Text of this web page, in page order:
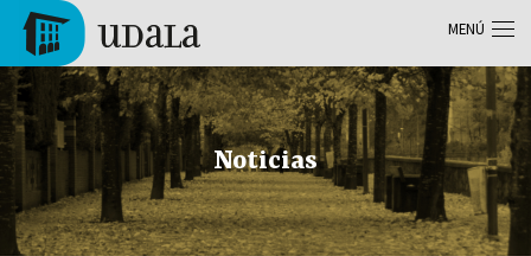
Pasar al contenido principal
Tolosa
Noticias
MENÚ